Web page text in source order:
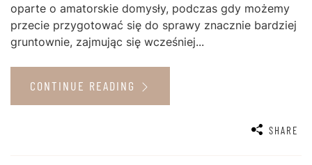
oparte o amatorskie domysły, podczas gdy możemy
przecie przygotować się do sprawy znacznie bardziej
gruntownie, zajmując się wcześniej...
CONTINUE READING
SHARE